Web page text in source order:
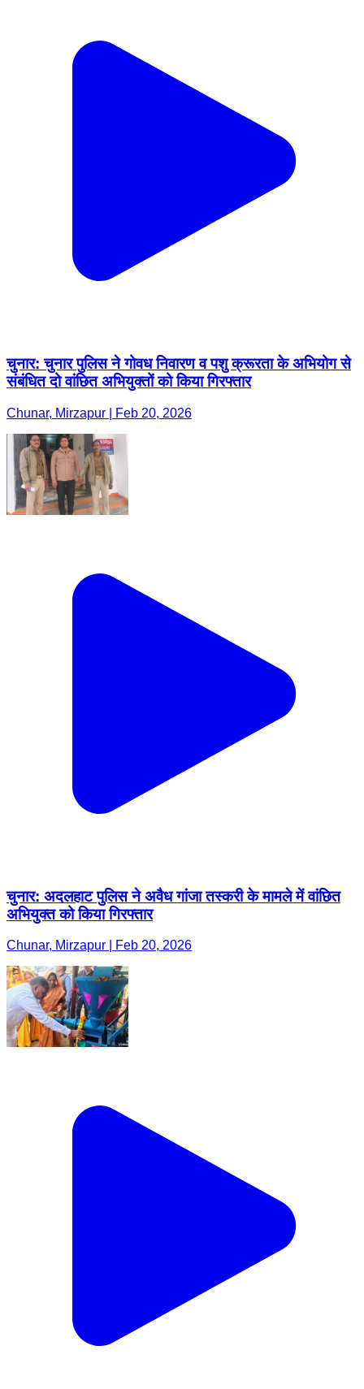
चुनार: चुनार पुलिस ने गोवध निवारण व पशु क्रूरता के अभियोग से
संबंधित दो वांछित अभियुक्तों को किया गिरफ्तार
Chunar, Mirzapur | Feb 20, 2026
चुनार: अदलहाट पुलिस ने अवैध गांजा तस्करी के मामले में वांछित
अभियुक्त को किया गिरफ्तार
Chunar, Mirzapur | Feb 20, 2026